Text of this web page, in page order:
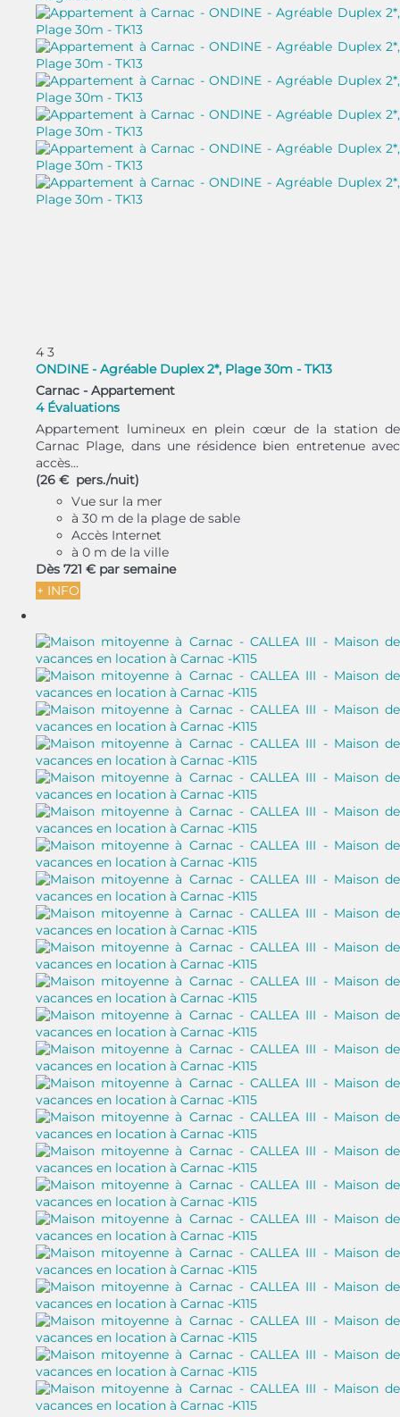
4 3
ONDINE - Agréable Duplex 2*, Plage 30m - TK13
Carnac - Appartement
4 Évaluations
Appartement lumineux en plein cœur de la station de
Carnac Plage, dans une résidence bien entretenue avec
accès...
(26 € pers./nuit)
Vue sur la mer
à 30 m de la plage de sable
Accès Internet
à 0 m de la ville
Dès 721 € par semaine
+ INFO